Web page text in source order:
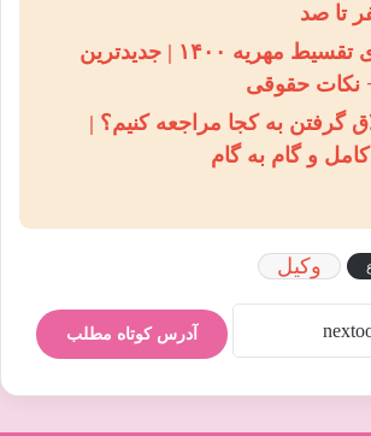
تا صد
نمونه رای تقسیط مهریه ۱۴۰۰ | جدیدترین
+ نکات حقوقی
گرفتن به کجا مراجعه کنیم؟ |
و گام به گام
وکیل
آدرس کوتاه مطلب